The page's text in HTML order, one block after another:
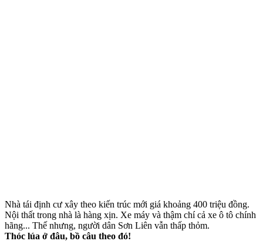
Nhà tái định cư xây theo kiến trúc mới giá khoảng 400 triệu đồng.
Nội thất trong nhà là hàng xịn. Xe máy và thậm chí cả xe ô tô chính
hãng... Thế nhưng, người dân Sơn Liên vẫn thấp thỏm.
Thóc lúa ở đâu, bồ câu theo đó!